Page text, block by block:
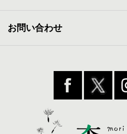
お問い合わせ